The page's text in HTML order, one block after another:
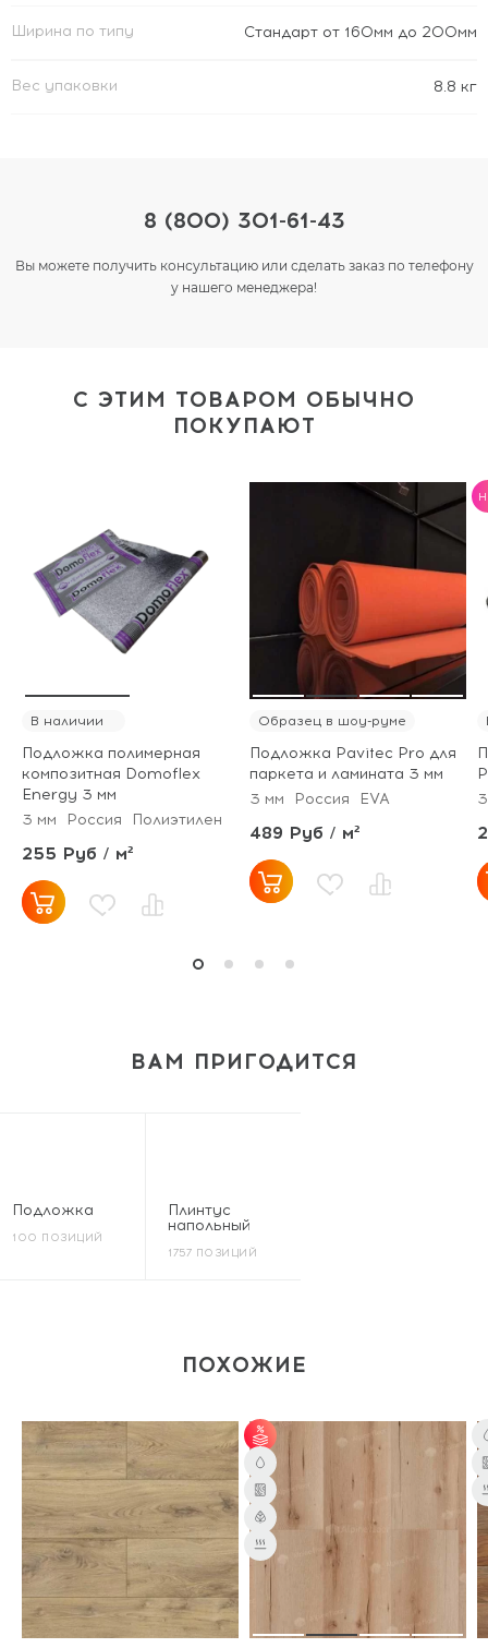
Ширина по типу Стандарт от 160мм до 200мм
Вес упаковки 8.8 кг
8 (800) 301-61-43
Вы можете получить консультацию или сделать заказ по телефону
у нашего менеджера!
С ЭТИМ ТОВАРОМ ОБЫЧНО
ПОКУПАЮТ
В наличии
Подложка полимерная
композитная Domoflex
Energy 3 мм
3 мм
Россия Полиэтилен
255 Руб / м²
Образец в шоу-руме
Подложка Pavitec Pro для
паркета и ламината 3 мм
3 мм
Россия EVA
489 Руб / м²
ВАМ ПРИГОДИТСЯ
Подложка
100 ПОЗИЦИЙ
Плинтус
напольный
1757 ПОЗИЦИЙ
ПОХОЖИЕ
от 65 м² - скидка 7%;
от 101 м² - скидка
10%.